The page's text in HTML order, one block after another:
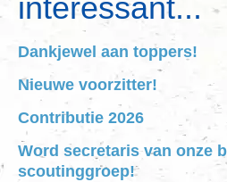
Dankjewel aan toppers!
Nieuwe voorzitter!
Contributie 2026
Word secretaris van onze
scoutinggroep!